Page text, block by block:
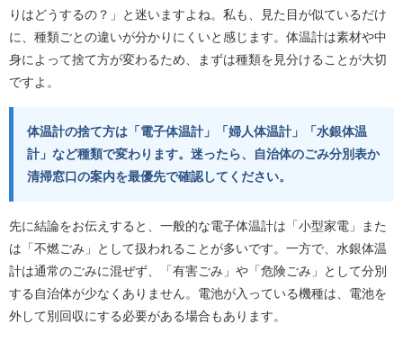
りはどうするの？」と迷いますよね。私も、見た目が似ているだけ
に、種類ごとの違いが分かりにくいと感じます。体温計は素材や中
身によって捨て方が変わるため、まずは種類を見分けることが大切
ですよ。
体温計の捨て方は「電子体温計」「婦人体温計」「水銀体温
計」など種類で変わります。迷ったら、自治体のごみ分別表か
清掃窓口の案内を最優先で確認してください。
先に結論をお伝えすると、一般的な電子体温計は「小型家電」また
は「不燃ごみ」として扱われることが多いです。一方で、水銀体温
計は通常のごみに混ぜず、「有害ごみ」や「危険ごみ」として分別
する自治体が少なくありません。電池が入っている機種は、電池を
外して別回収にする必要がある場合もあります。